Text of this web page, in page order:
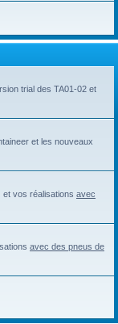
trial des TA01-02 et
et les nouveaux
et vos réalisations avec
avec des pneus de